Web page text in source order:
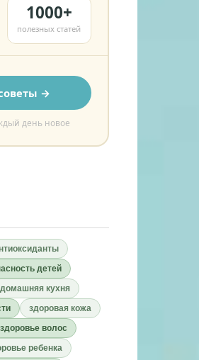
1000+
полезных статей
→
день новое
детей
домашняя кухня
здоровая кожа
здоровье волос
ребенка